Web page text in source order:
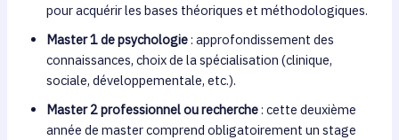
pour acquérir les bases théoriques et méthodologiques.
Master 1 de psychologie: approfondissement des
connaissances, choix de la spécialisation (clinique,
sociale, développementale, etc.).
Master 2 professionnel ou recherche: cette deuxième
année de master comprend obligatoirement un stage